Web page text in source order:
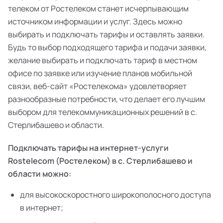
телеком от Ростелеком станет исчерпывающим
источником информации и услуг. Здесь можно
выбирать и подключать тарифы и оставлять заявки.
Будь то выбор подходящего тарифа и подачи заявки,
желание выбирать и подключать тариф в местном
офисе по заявке или изучение планов мобильной
связи, веб-сайт «Ростелекома» удовлетворяет
разнообразные потребности, что делает его лучшим
выбором для телекоммуникационных решений в с.
Стерлибашево и области.
Подключать тарифы на интернет-услуги
Rostelecom (Ростелеком) в с. Стерлибашево и
области можно:
для высокоскоростного широкополосного доступа
в интернет;